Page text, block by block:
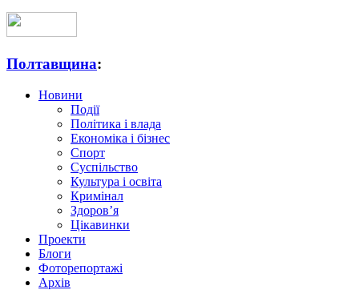
Полтавщина:
Новини
Події
Політика і влада
Економіка і бізнес
Спорт
Суспільство
Культура і освіта
Кримінал
Здоров’я
Цікавинки
Проекти
Блоги
Фоторепортажі
Архів